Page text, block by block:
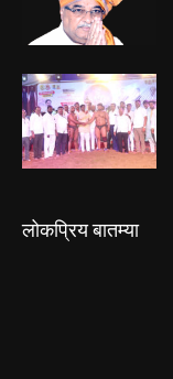
लोकप्रिय बातम्या